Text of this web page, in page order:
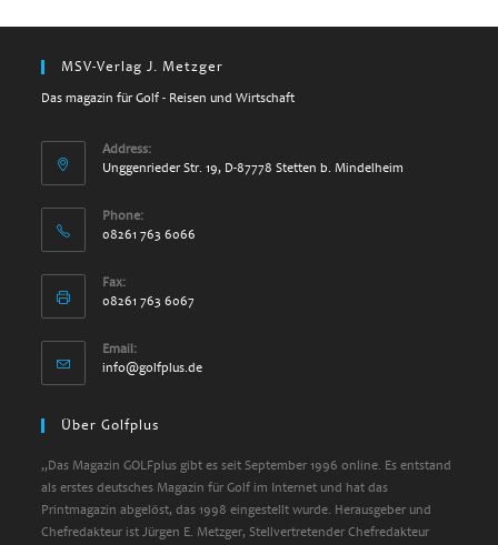
MSV-Verlag J. Metzger
Das magazin für Golf - Reisen und Wirtschaft
Address:
Unggenrieder Str. 19, D-87778 Stetten b. Mindelheim
Phone:
08261 763 6066
Fax:
08261 763 6067
Email:
info@golfplus.de
Über Golfplus
„Das Magazin GOLFplus gibt es seit September 1996 online. Es entstand
als erstes deutsches Magazin für Golf im Internet und hat das
Printmagazin abgelöst, das 1998 eingestellt wurde. Herausgeber und
Chefredakteur ist Jürgen E. Metzger, Stellvertretender Chefredakteur